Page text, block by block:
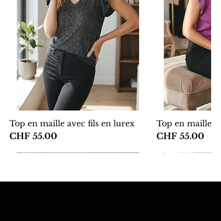
Top en maille avec fils en lurex
Price
CHF 55.00
Top en maille
Price
CHF 55.00